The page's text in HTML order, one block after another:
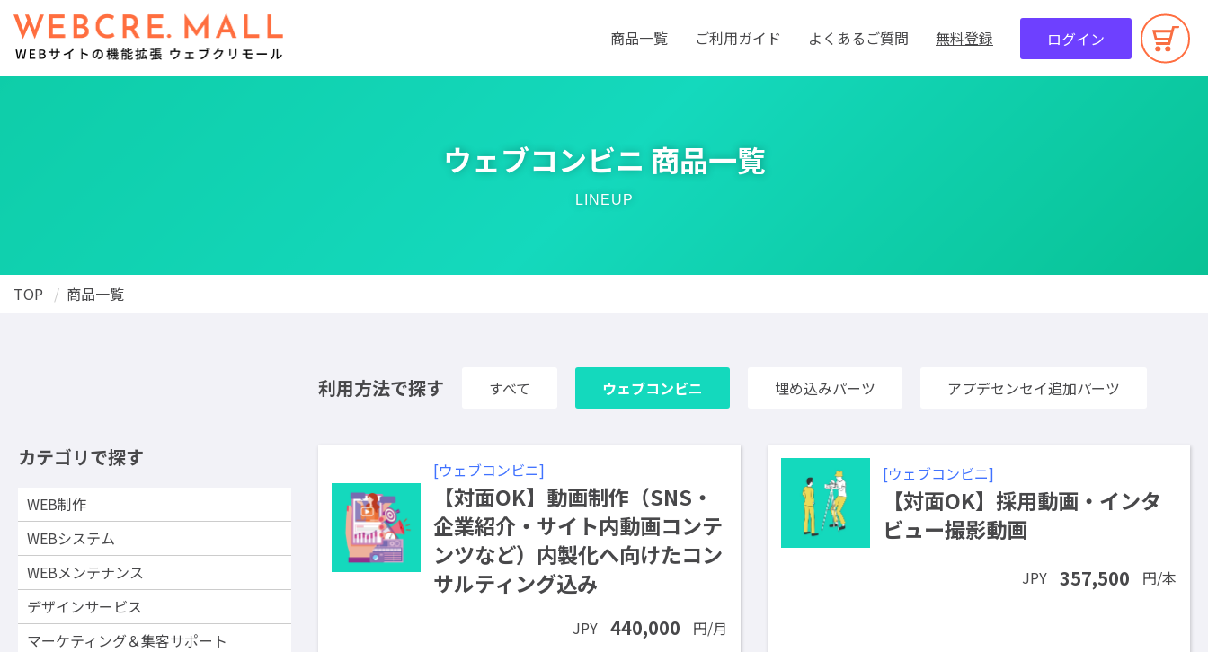
商品一覧 ご利用ガイド よくあるご質問 無料登録 ログイン
ウェブコンビニ 商品一覧
LINEUP
TOP 商品一覧
利用方法で探す すべて ウェブコンビニ 埋め込みパーツ アプデセンセイ追加パーツ
カテゴリで探す
WEB制作
WEBシステム
WEBメンテナンス
デザインサービス
マーケティング＆集客サポート
[ウェブコンビニ]
【対面OK】動画制作（SNS・
企業紹介・サイト内動画コンテ
ンツなど）内製化へ向けたコン
サルティング込み
JPY 440,000 円/月
[ウェブコンビニ]
【対面OK】採用動画・インタ
ビュー撮影動画
JPY 357,500 円/本